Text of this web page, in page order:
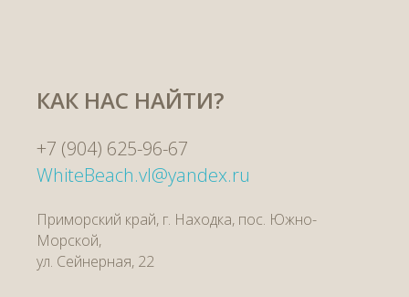
КАК НАС НАЙТИ?
+7 (904) 625-96-67
WhiteBeach.vl@yandex.ru
Приморский край, г. Находка, пос. Южно-
Морской,
ул. Сейнерная, 22